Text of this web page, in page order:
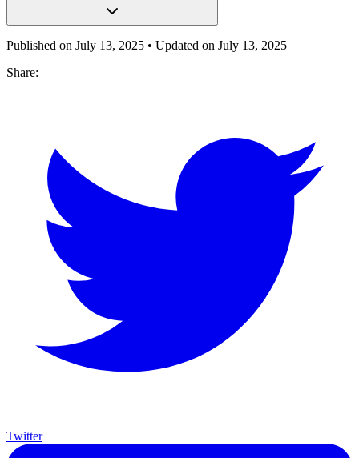
Published on July 13, 2025 • Updated on July 13, 2025
Share:
Twitter